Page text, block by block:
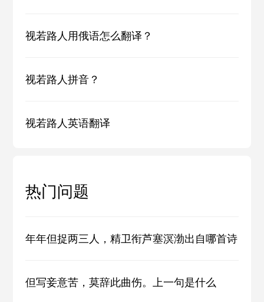
视若路人用俄语怎么翻译？
视若路人拼音？
视若路人英语翻译
热门问题
年年但捉两三人，精卫衔芦塞溟渤出自哪首诗
但写妾意苦，莫辞此曲伤。上一句是什么